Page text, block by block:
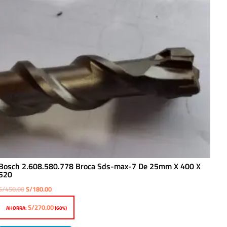
2.608.580.778 Broca Sds-max-7 De 25mm X 400 X
450.00El
S/180.00El
AHORRA:S/270.00(60%)